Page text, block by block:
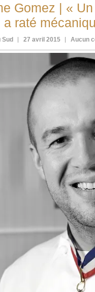
Gomez | «
a raté
Sud 27 avril 2015 Aucun